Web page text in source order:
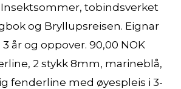
tobindsverket
og Bryllupsreisen. Eignar
år og oppover. 90,00 NOK
2 stykk 8mm, marineblå,
fenderline med øyespleis i 3-